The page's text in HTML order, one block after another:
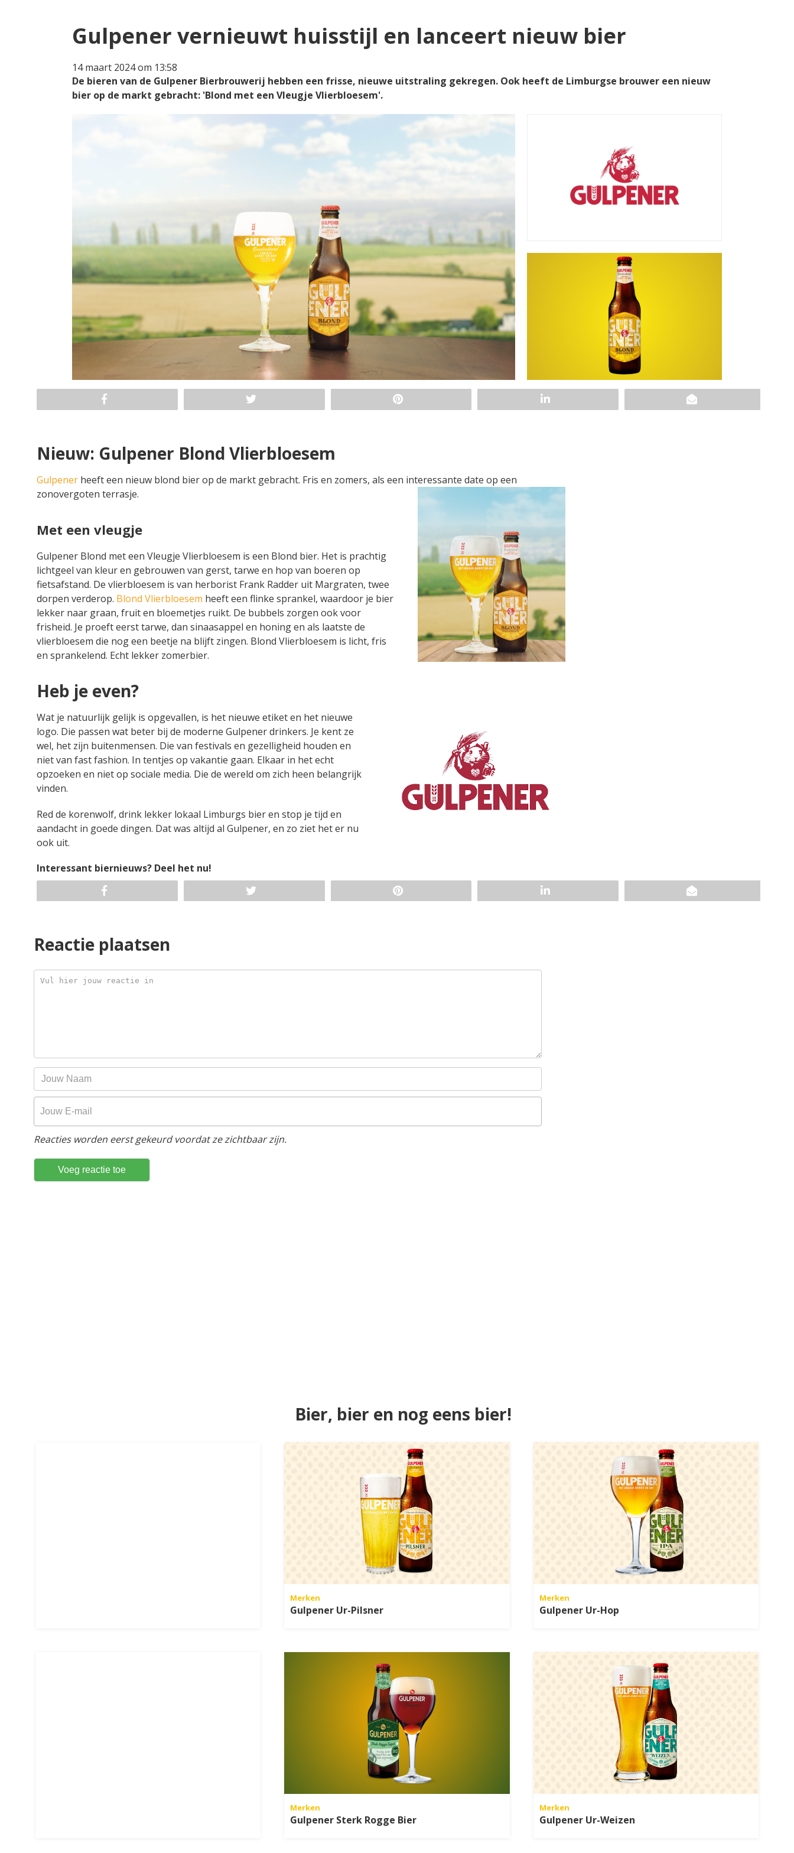
Gulpener vernieuwt huisstijl en lanceert nieuw bier
14 maart 2024 om 13:58
De bieren van de Gulpener Bierbrouwerij hebben een frisse, nieuwe uitstraling gekregen. Ook heeft de Limburgse brouwer een nieuw
bier op de markt gebracht: 'Blond met een Vleugje Vlierbloesem'.
Nieuw: Gulpener Blond Vlierbloesem
Gulpener heeft een nieuw blond bier op de markt gebracht. Fris en zomers, als een interessante date op een
zonovergoten terrasje.
Met een vleugje
Gulpener Blond met een Vleugje Vlierbloesem is een Blond bier. Het is prachtig
lichtgeel van kleur en gebrouwen van gerst, tarwe en hop van boeren op
fietsafstand. De vlierbloesem is van herborist Frank Radder uit Margraten, twee
dorpen verderop. Blond Vlierbloesem heeft een flinke sprankel, waardoor je bier
lekker naar graan, fruit en bloemetjes ruikt. De bubbels zorgen ook voor
frisheid. Je proeft eerst tarwe, dan sinaasappel en honing en als laatste de
vlierbloesem die nog een beetje na blijft zingen. Blond Vlierbloesem is licht, fris
en sprankelend. Echt lekker zomerbier.
Heb je even?
Wat je natuurlijk gelijk is opgevallen, is het nieuwe etiket en het nieuwe
logo. Die passen wat beter bij de moderne Gulpener drinkers. Je kent ze
wel, het zijn buitenmensen. Die van festivals en gezelligheid houden en
niet van fast fashion. In tentjes op vakantie gaan. Elkaar in het echt
opzoeken en niet op sociale media. Die de wereld om zich heen belangrijk
vinden.
Red de korenwolf, drink lekker lokaal Limburgs bier en stop je tijd en
aandacht in goede dingen. Dat was altijd al Gulpener, en zo ziet het er nu
ook uit.
Interessant biernieuws? Deel het nu!
Reactie plaatsen
Reacties worden eerst gekeurd voordat ze zichtbaar zijn.
Bier, bier en nog eens bier!
Merken
Gulpener Ur-Pilsner
Merken
Gulpener Ur-Hop
Merken
Gulpener Sterk Rogge Bier
Merken
Gulpener Ur-Weizen